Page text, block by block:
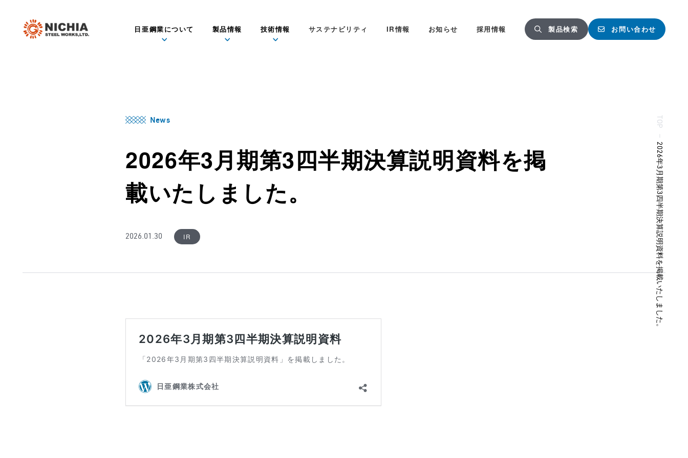
日亜鋼業について 製品情報 技術情報 サステナビリティ IR情報 お知らせ 採用情報 製品検索 お問い合わせ
News
2026年3月期第3四半期決算説明資料を掲
載いたしました。
2026.01.30 IR
TOP
2026年3月期第3四半期決算説明資料を掲載いたしました。